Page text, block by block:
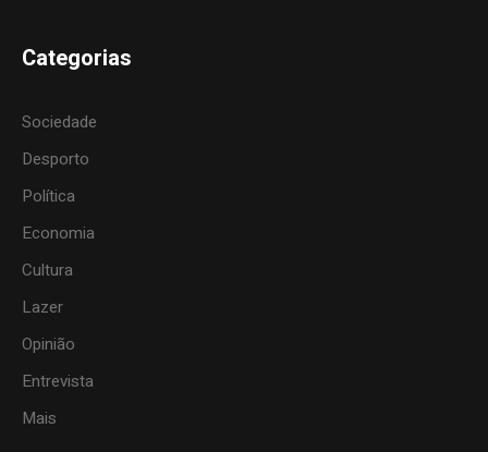
Categorias
Sociedade
Desporto
Política
Economia
Cultura
Lazer
Opinião
Entrevista
Mais